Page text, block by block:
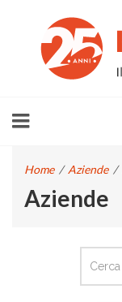
Home / Aziende /
Aziende